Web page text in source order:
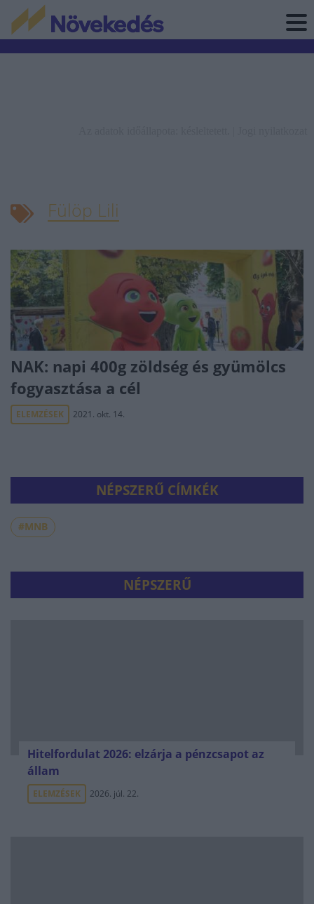
Fülöp Lili
NAK: napi 400g zöldség és gyümölcs
fogyasztása a cél
ELEMZÉSEK 2021. okt. 14.
NÉPSZERŰ CÍMKÉK
#MNB
NÉPSZERŰ
Hitelfordulat 2026: elzárja a pénzcsapot az
állam
ELEMZÉSEK 2026. júl. 22.